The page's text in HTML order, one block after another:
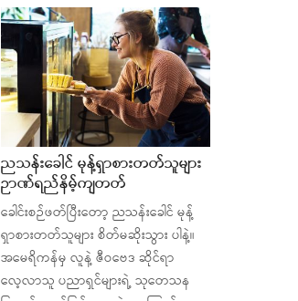
ညသန်းခေါင် မုန့်ရှာစားတတ်သူများ
ဉာဏ်ရည်နိမ့်ကျတတ်
ခေါင်းစဉ်ဖတ်ပြီးတော့ ညသန်းခေါင် မုန့်
ရှာစားတတ်သူများ စိတ်မဆိုးသွား ပါနဲ့။
အမေရိကန်မှ လူနဲ့ ဇီဝဗေဒ ဆိုင်ရာ
လေ့လာသူ ပညာရှင်များရဲ့ သုတေသန